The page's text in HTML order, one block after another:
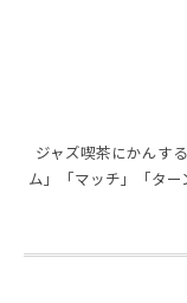
ジャズ喫茶にかんす
ム」「マッチ」「ター